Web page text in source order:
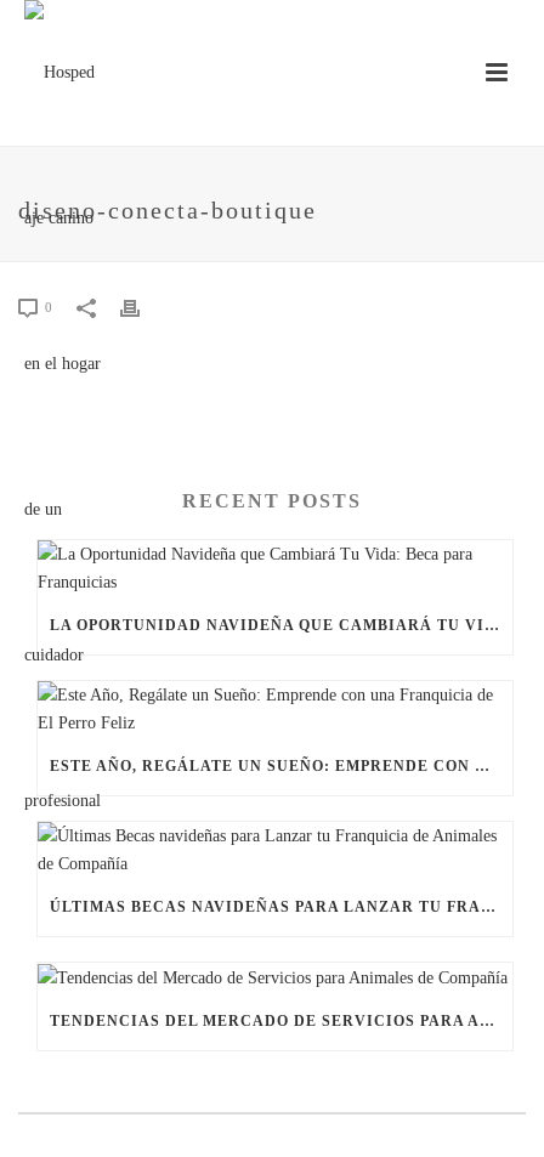
diseno-conecta-boutique
0
RECENT POSTS
LA OPORTUNIDAD NAVIDEÑA QUE CAMBIARÁ TU VIDA: BECA PARA FRANQUICIAS
ESTE AÑO, REGÁLATE UN SUEÑO: EMPRENDE CON UNA FRANQUICIA DE EL PERRO FELIZ
ÚLTIMAS BECAS NAVIDEÑAS PARA LANZAR TU FRANQUICIA DE ANIMALES DE COMPAÑÍA
TENDENCIAS DEL MERCADO DE SERVICIOS PARA ANIMALES DE COMPAÑÍA